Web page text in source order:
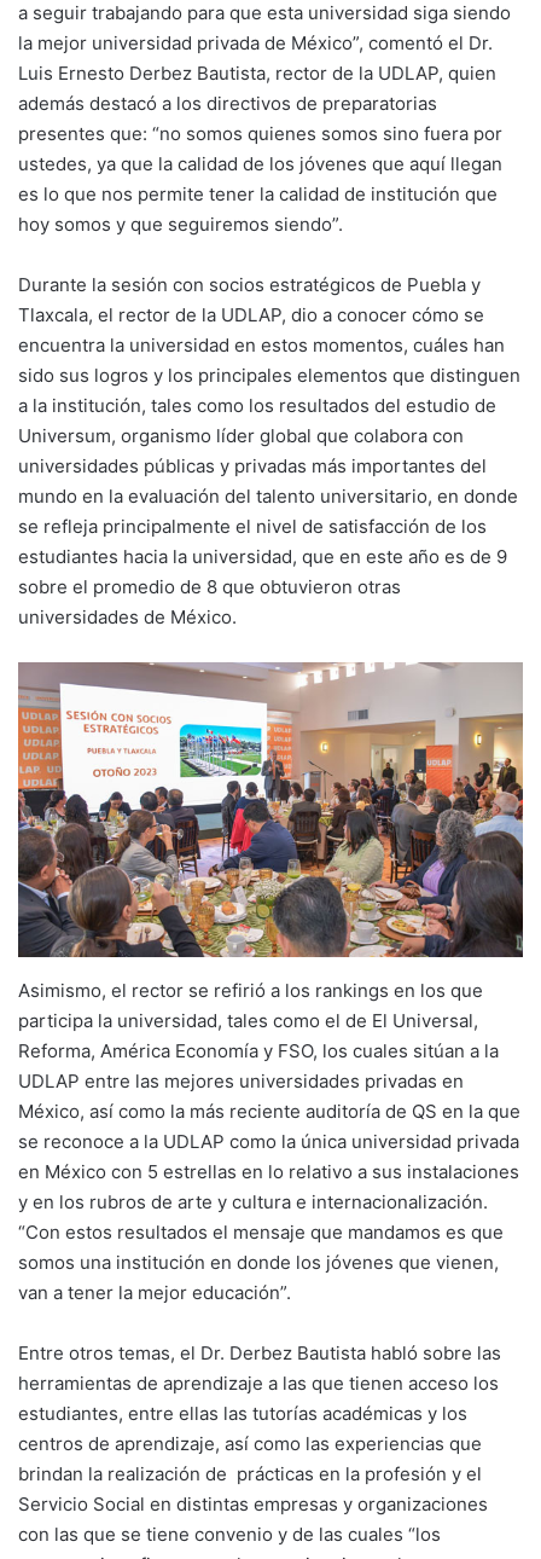
a seguir trabajando para que esta universidad siga siendo
la mejor universidad privada de México”, comentó el Dr.
Luis Ernesto Derbez Bautista, rector de la UDLAP, quien
además destacó a los directivos de preparatorias
presentes que: “no somos quienes somos sino fuera por
ustedes, ya que la calidad de los jóvenes que aquí llegan
es lo que nos permite tener la calidad de institución que
hoy somos y que seguiremos siendo”.
Durante la sesión con socios estratégicos de Puebla y
Tlaxcala, el rector de la UDLAP, dio a conocer cómo se
encuentra la universidad en estos momentos, cuáles han
sido sus logros y los principales elementos que distinguen
a la institución, tales como los resultados del estudio de
Universum, organismo líder global que colabora con
universidades públicas y privadas más importantes del
mundo en la evaluación del talento universitario, en donde
se refleja principalmente el nivel de satisfacción de los
estudiantes hacia la universidad, que en este año es de 9
sobre el promedio de 8 que obtuvieron otras
universidades de México.
Asimismo, el rector se refirió a los rankings en los que
participa la universidad, tales como el de El Universal,
Reforma, América Economía y FSO, los cuales sitúan a la
UDLAP entre las mejores universidades privadas en
México, así como la más reciente auditoría de QS en la que
se reconoce a la UDLAP como la única universidad privada
en México con 5 estrellas en lo relativo a sus instalaciones
y en los rubros de arte y cultura e internacionalización.
“Con estos resultados el mensaje que mandamos es que
somos una institución en donde los jóvenes que vienen,
van a tener la mejor educación”.
Entre otros temas, el Dr. Derbez Bautista habló sobre las
herramientas de aprendizaje a las que tienen acceso los
estudiantes, entre ellas las tutorías académicas y los
centros de aprendizaje, así como las experiencias que
brindan la realización de prácticas en la profesión y el
Servicio Social en distintas empresas y organizaciones
con las que se tiene convenio y de las cuales “los